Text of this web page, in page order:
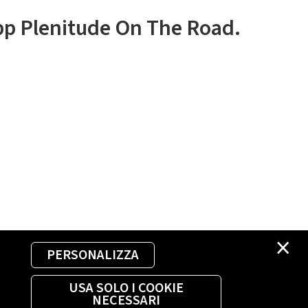
×
PERSONALIZZA
USA SOLO I COOKIE
NECESSARI
Plenitude On The Road.